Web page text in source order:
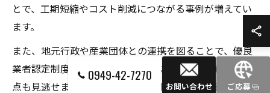
とで、工期短縮やコスト削減につながる事例が増えてい
ます。
また、地元行政や産業団体との連携を図ることで、優良
業者認定制度や補助金活用といった支援策を受けられる
点も見逃せません。実際に、北九州市では地域密着型の
0949-42-7270
お問い合わせ ご応募